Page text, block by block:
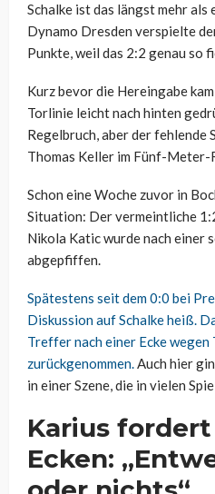
Schalke ist das längst mehr als
Dynamo Dresden verspielte
Punkte, weil das 2:2 genau so
Kurz bevor die Hereingabe
Torlinie leicht nach hinten
Regelbruch, aber der fehlende
Thomas Keller im Fünf-
Schon eine Woche zuvor in
Situation: Der vermeintliche
Nikola Katic wurde nach einer
abgepfiffen.
Spätestens seit dem 0:0 bei
Diskussion auf Schalke heiß.
Treffer nach einer Ecke
zurückgenommen.Auch hier
in einer Szene, die in vielen
Karius
Ecken: